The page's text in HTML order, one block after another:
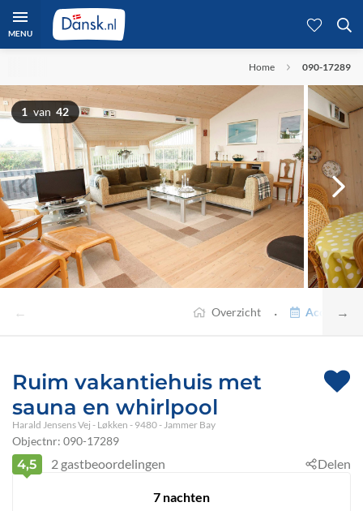
MENU
Home 090-17289
1 van 42
← →
Overzicht ·
Ruim vakantiehuis met
sauna en whirlpool
Harald Jensens Vej - Løkken - 9480 - Jammer Bay
Objectnr: 090-17289
4,5 2gastbeoordelingen Delen
7 nachten